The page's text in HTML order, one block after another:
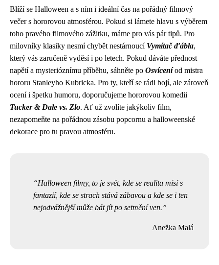
Blíží se Halloween a s ním i ideální čas na pořádný filmový
večer s hororovou atmosférou. Pokud si lámete hlavu s výběrem
toho pravého filmového zážitku, máme pro vás pár tipů. Pro
milovníky klasiky nesmí chybět nestárnoucí Vymítač ďábla,
který vás zaručeně vyděsí i po letech. Pokud dáváte přednost
napětí a mysterióznímu příběhu, sáhněte po Osvíceníod mistra
hororu Stanleyho Kubricka. Pro ty, kteří se rádi bojí, ale zároveň
ocení i špetku humoru, doporučujeme hororovou komedii
Tucker & Dale vs. Zlo. Ať už zvolíte jakýkoliv film,
nezapomeňte na pořádnou zásobu popcornu a halloweenské
dekorace pro tu pravou atmosféru.
Halloween filmy, to je svět, kde se realita mísí s
fantazií, kde se strach stává zábavou a kde se i ten
nejodvážnější může bát jít po setmění ven.
Anežka Malá